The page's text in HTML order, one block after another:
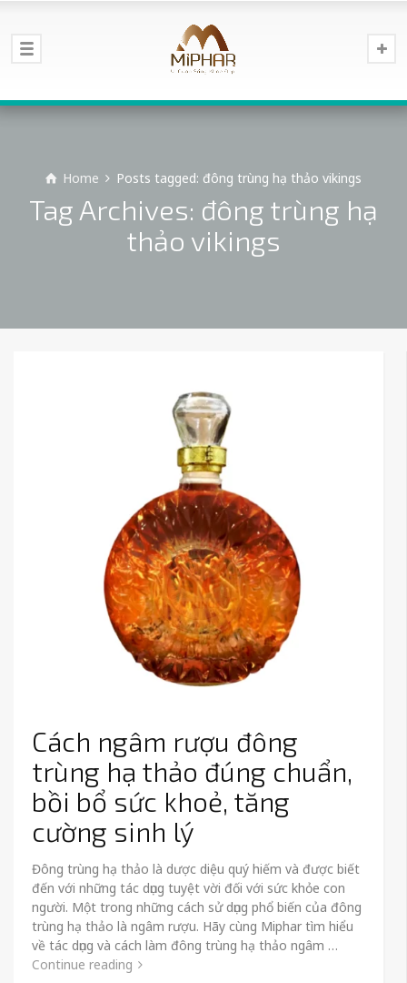
Home Posts tagged: đông trùng hạ thảo vikings
Tag Archives: đông trùng hạ
thảo vikings
Cách ngâm rượu đông
trùng hạ thảo đúng chuẩn,
bồi bổ sức khoẻ, tăng
cường sinh lý
Đông trùng hạ thảo là dược diệu quý hiếm và được biết
đến với những tác dụng tuyệt vời đối với sức khỏe con
người. Một trong những cách sử dụng phổ biến của đông
trùng hạ thảo là ngâm rượu. Hãy cùng Miphar tìm hiểu
về tác dụng và cách làm đông trùng hạ thảo ngâm …
Continue reading